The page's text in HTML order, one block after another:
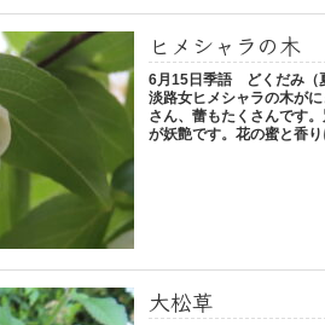
ヒメシャラの木
6月15日季語 どくだみ
淡路女ヒメシャラの木が
さん、蕾もたくさんです
が妖艶です。花の蜜と香
大松草